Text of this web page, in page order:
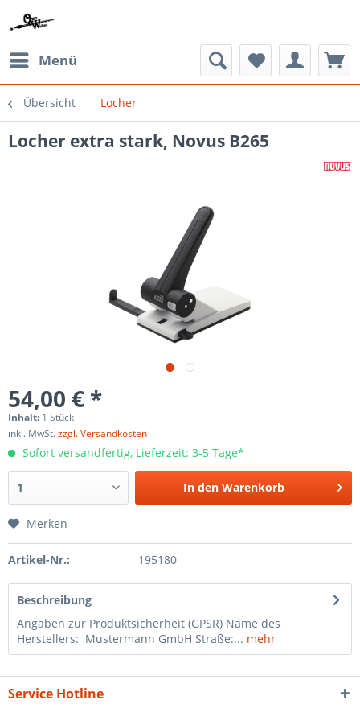
Menü
Übersicht Locher
Locher extra stark, Novus B265
54,00 € *
Inhalt: 1 Stück
inkl. MwSt.zzgl. Versandkosten
Sofort versandfertig, Lieferzeit: 3-5 Tage*
In den Warenkorb
Merken
Artikel-Nr.: 195180
Beschreibung
Angaben zur Produktsicherheit (GPSR) Name des
Herstellers: Mustermann GmbH Straße:... mehr
Service Hotline